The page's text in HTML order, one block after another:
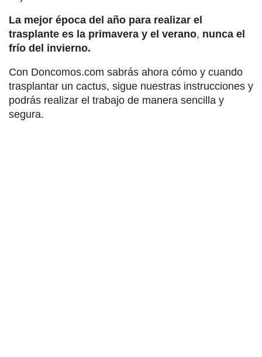
La mejor época del año para realizar el
trasplante es la primavera y el verano, nunca el
frío del invierno.
Con Doncomos.com sabrás ahora cómo y cuando
trasplantar un cactus, sigue nuestras instrucciones y
podrás realizar el trabajo de manera sencilla y
segura.